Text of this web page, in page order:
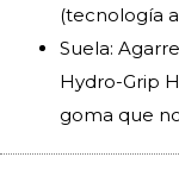
(tecnología
Suela:
Hydro-Grip
goma que